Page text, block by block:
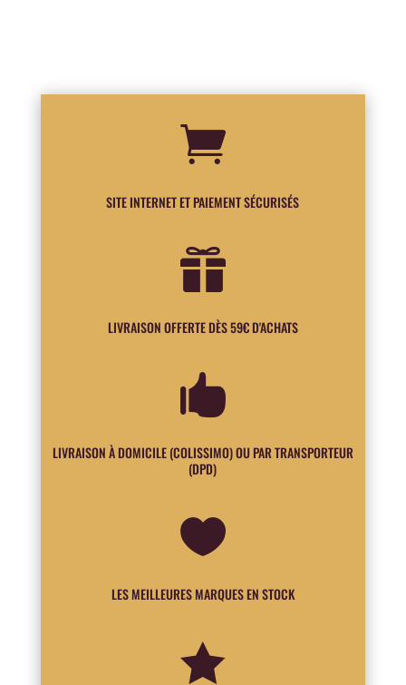

SITE INTERNET ET PAIEMENT SÉCURISÉS

LIVRAISON OFFERTE DÈS 59€ D'ACHATS

LIVRAISON À DOMICILE (COLISSIMO) OU PAR TRANSPORTEUR
(DPD)

LES MEILLEURES MARQUES EN STOCK
